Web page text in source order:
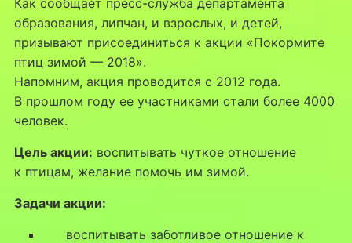
образования, липчан, и взрослых, и детей,
призывают присоединиться к акции «Покормите
птиц зимой — 2018».
Напомним, акция проводится с 2012 года.
В прошлом году ее участниками стали более 4000
человек.
Цель акции: воспитывать чуткое отношение
к птицам, желание помочь им зимой.
Задачи акции:
воспитывать заботливое отношение к